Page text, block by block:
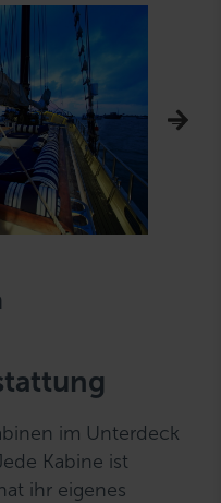
im Unterdeck
Kabine ist
ihr eigenes